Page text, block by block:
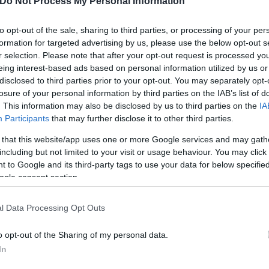
opt-out of the sale, sharing to third parties, or processing of your
for targeted advertising by us, please use the below opt-out
selection. Please note that after your opt-out request is processed
interest-based ads based on personal information utilized by us
to third parties prior to your opt-out. You may separately
of your personal information by third parties on the IAB’s list of
This information may also be disclosed by us to third parties on the
Participants that may further disclose it to other third parties.
that this website/app uses one or more Google services and may
but not limited to your visit or usage behaviour. You may
to Google and its third-party tags to use your data for below
consent section.
Data Processing Opt Outs
opt-out of the Sharing of my personal data.
10 ριμπάουντ, ενώ 24 είχε ο Ντέρικ Ουάιτ και
αρκετό χρόνο για να «δέσουν» ως
από 22 πόντους.
Flash.grστην αναζήτηση τηςGoogle
οι Σέλτικς – Από κοντά Νάγκετς, Σίξερς, Μπακς